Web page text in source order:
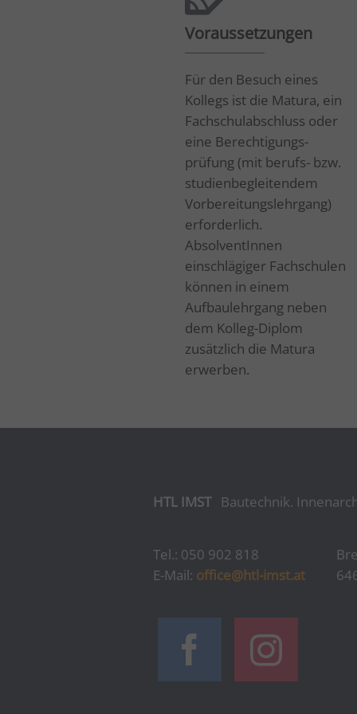
Voraussetzungen
Für den Besuch eines
Kollegs ist die Matura, ein
Fachschulabschluss oder
eine Berechtigungs-
prüfung (mit berufs- bzw.
studienbegleitendem
Vorbereitungslehrgang)
erforderlich.
AbsolventInnen
einschlägiger Fachschulen
können in einem
Aufbaulehrgang neben
dem Kolleg-Diplom
zusätzlich die Matura
erwerben.
HTL IMST Bautechnik.
Tel.: 050 902 818
E-Mail: office@htl-imst.at